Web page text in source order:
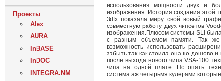
Проекты
Alex
AURA
InBASE
InDOC
INTEGRA.NM
использования мощности двух и
изображения. История создания этой
3dfx показала миру свой новый
совместную работу двух чипсетов
изображения.Плюсом системы SLI
с разным объемом памяти. Так же
возможность использовать
забыть так как стоила она не дешево и
после выхода нового чипа VSA-100
чипа на одной плате. Но опять
система аж четырьмя кулерами